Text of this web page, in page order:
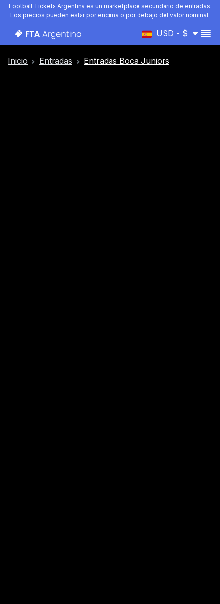
Football Tickets Argentina es un marketplace secundario de entradas.
Los precios pueden estar por encima o por debajo del valor nominal.
USD - $
Inicio Entradas Entradas Boca Juniors